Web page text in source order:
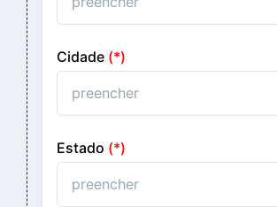
Cidade (*)
Estado (*)